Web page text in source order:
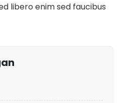
libero enim sed faucibus